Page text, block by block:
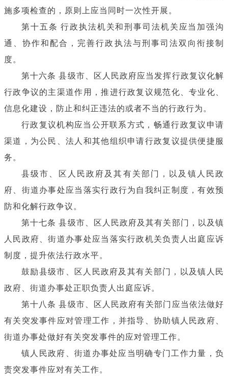
施多项检查的，原则上应当同时一次性开展。
第十五条 行政执法机关和刑事司法机关应当加强沟
通、协作和配合，完善行政执法与刑事司法双向衔接制
度。
第十六条 县级市、区人民政府应当发挥行政复议化解
行政争议的主渠道作用，推进行政复议规范化、专业化、
信息化建设，防止和纠正违法的或者不当的行政行为。
行政复议机构应当公开联系方式，畅通行政复议申请
渠道，为公民、法人和其他组织申请行政复议提供便捷服
务。
县级市、区人民政府及其有关部门，以及镇人民政
府、街道办事处应当落实行政行为自我纠正制度，有效预
防和化解行政争议。
第十七条 县级市、区人民政府及其有关部门，以及镇
人民政府、街道办事处应当落实行政机关负责人出庭应诉
制度，提升依法行政水平。
鼓励县级市、区人民政府及其有关部门，以及镇人民
政府、街道办事处正职负责人出庭应诉。
第十八条 县级市、区人民政府有关部门应当依法做好
有关突发事件应对管理工作，并指导、协助镇人民政府、
街道办事处做好有关突发事件的应对管理工作。
镇人民政府、街道办事处应当明确专门工作力量，负
责突发事件应对有关工作。